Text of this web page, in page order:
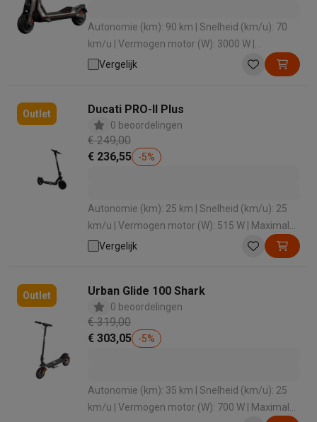
Autonomie (km): 90 km | Snelheid (km/u): 70
km/u | Vermogen motor (W): 3000 W |
Maximale belasting: 150 kg | Hellingsgraad (°):
Vergelijk
Outlet Ducati PRO-II Plus
0 beoordelingen
€ 249,00
€ 236,55
-5%
Autonomie (km): 25 km | Snelheid (km/u): 25
km/u | Vermogen motor (W): 515 W | Maximale
belasting: 100 kg | Hellingsgraad (°): 20 °
Vergelijk
Outlet Urban Glide 100 Shark
0 beoordelingen
€ 319,00
€ 303,05
-5%
Autonomie (km): 35 km | Snelheid (km/u): 25
km/u | Vermogen motor (W): 700 W | Maximale